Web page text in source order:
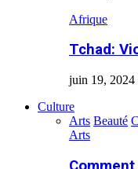
Afrique
Tchad:
juin 19, 2024
Culture
Arts Beauté
Arts